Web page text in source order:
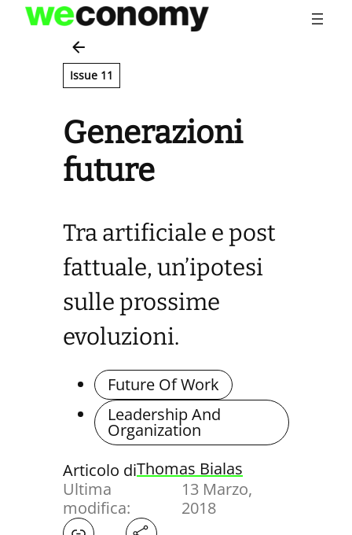
Vai
contenuto
Issue 11
Generazioni
future
Tra artificiale e post
fattuale, un’ipotesi
sulle prossime
evoluzioni.
Future Of Work
Leadership And
Organization
Articolo diThomas Bialas
Ultima
modifica:
13 Marzo,
2018